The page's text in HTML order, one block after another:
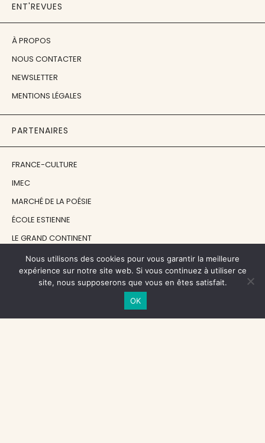
ENT'REVUES
À PROPOS
NOUS CONTACTER
NEWSLETTER
MENTIONS LÉGALES
PARTENAIRES
FRANCE-CULTURE
IMEC
MARCHÉ DE LA POÉSIE
ÉCOLE ESTIENNE
LE GRAND CONTINENT
DIACRITIK
EN ATTENDANT NADEAU
Nous utilisons des cookies pour vous garantir la meilleure
expérience sur notre site web. Si vous continuez à utiliser ce
site, nous supposerons que vous en êtes satisfait.
OK